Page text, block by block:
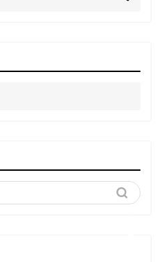
PUMP YORIの晴れ
ばれラジオ～